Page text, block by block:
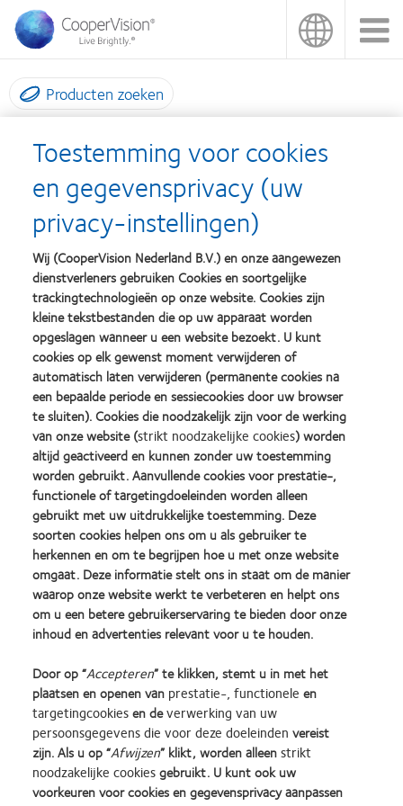
Overslaan
naar
de
inhoud
gaan
Producten zoeken
INNOVATIES
VOORWOORD
COOPERVISION CONFERENCE HIGHLIGHTS
|
SPREKERS
|
OVERZICHT EN POSTERS | INNOVATIES
Innovaties
Ontdek onze nieuwste ontwikkelingen in
ontwerp, materiaaltechnologie en
duurzaamheid. U kunt hieronder direct de
volledige Made Better brochure bekijken.
Bekijk brochure (PDF)
TERUG NAAR HOOFDMENU
Learn
more
about
Silmo
Learn
more
about
Contact
Learn
more
about
2012
Learn
more
about
2011
Learn
more
about
ODMA
Learn
more
about
2012
Learn
more
Toestemming voor cookies
en gegevensprivacy (uw
privacy-instellingen)
Wij (CooperVision Nederland B.V.) en onze aangewezen
dienstverleners gebruiken Cookies en soortgelijke
trackingtechnologieën op onze website. Cookies zijn
kleine tekstbestanden die op uw apparaat worden
opgeslagen wanneer u een website bezoekt. U kunt
cookies op elk gewenst moment verwijderen of
automatisch laten verwijderen (permanente cookies na
een bepaalde periode en sessiecookies door uw browser
te sluiten). Cookies die noodzakelijk zijn voor de werking
van onze website (strikt noodzakelijke cookies) worden
altijd geactiveerd en kunnen zonder uw toestemming
worden gebruikt. Aanvullende cookies voor prestatie-,
functionele of targetingdoeleinden worden alleen
gebruikt met uw uitdrukkelijke toestemming. Deze
soorten cookies helpen ons om u als gebruiker te
herkennen en om te begrijpen hoe u met onze website
omgaat. Deze informatie stelt ons in staat om de manier
waarop onze website werkt te verbeteren en helpt ons
om u een betere gebruikerservaring te bieden door onze
inhoud en advertenties relevant voor u te houden.
Door op “Accepteren” te klikken, stemt u in met het
plaatsen en openen van prestatie-, functionele en
targetingcookiesen deverwerking van uw
persoonsgegevens die voor deze doeleinden vereist
zijn. Als u op “Afwijzen” klikt, worden alleenstrikt
noodzakelijke cookiesgebruikt. U kunt ook uw
voorkeuren voor cookies en gegevensprivacy aanpassen